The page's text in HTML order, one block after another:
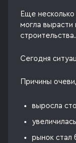
Еще
могла вырасти
строительства.
Сегодня
Причины
выросла
рынок стал